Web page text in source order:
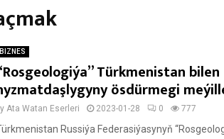
BIZNES
Türkmenistan bilen
ösdürmegi
Ata Watan Eserleri 2023-01-28 0 777
Russiýa Federasiýasynyň